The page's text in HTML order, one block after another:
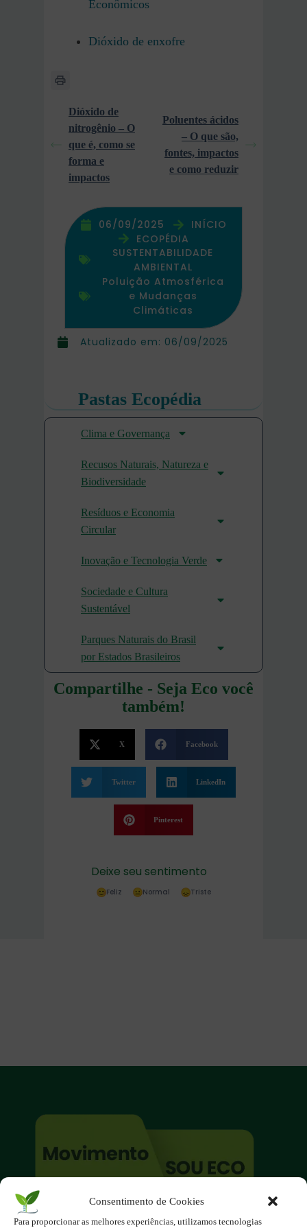
Consentimento de Cookies
Para proporcionar as melhores experiências, utilizamos tecnologias
Atualizado em: 06/09/2025
Econômicos
Dióxido de enxofre
Dióxido de
nitrogênio – O
que é, como se
forma e
impactos
Poluentes ácidos
– O que são,
fontes, impactos
e como reduzir
06/09/2025
INÍCIO
ECOPÉDIA
SUSTENTABILIDADE
AMBIENTAL
Poluição Atmosférica
e Mudanças
Climáticas
Pastas Ecopédia
Clima e Governança
Recusos Naturais, Natureza e
Biodiversidade
Resíduos e Economia
Circular
Inovação e Tecnologia Verde
Sociedade e Cultura
Sustentável
Parques Naturais do Brasil
por Estados Brasileiros
Compartilhe - Seja Eco você
também!
X Facebook
Twitter LinkedIn
Pinterest
Deixe seu sentimento
Feliz Normal Triste
O site é um movimento ambientalista!